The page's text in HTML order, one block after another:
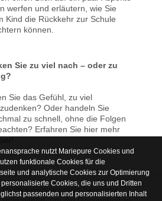
werfen und erläutern, wie Sie
Kind die Rückkehr zur Schule
können.
Sie zu viel nach – oder zu
Sie das Gefühl, zu viel
Oder handeln Sie
zu schnell, ohne die Folgen
Erfahren Sie hier mehr
sondern harmlose
nutzt Mariepure Cookies und
funktionale Cookies für die
und analytische Cookies zur Optimierung
Cookies, die uns und Dritten
passenden und personalisierten Inhalt